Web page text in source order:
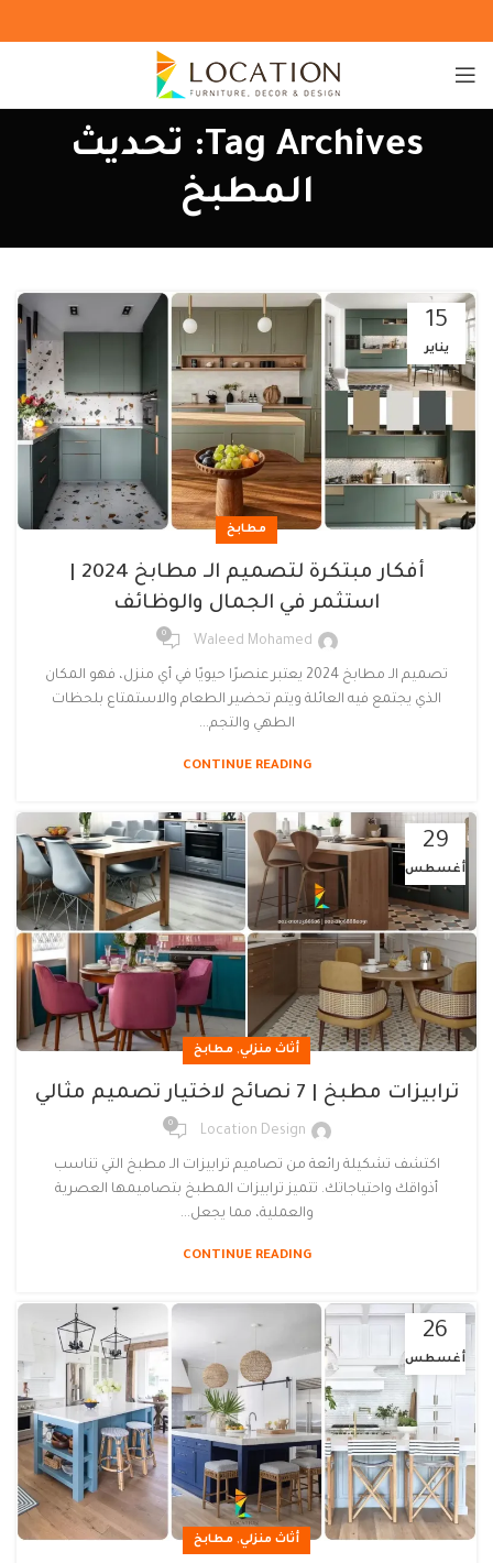
Tag Archives: تحديث
المطبخ
15
يناير
مطابخ
استثمر في الجمال والوظائف
Waleed Mohamed
0
تصميم الـ مطابخ 2024 يعتبر عنصرًا حيويًا في أي منزل، فهو المكان
الذي يجتمع فيه العائلة ويتم تحضير الطعام والاستمتاع بلحظات
الطهي والتجم...
CONTINUE READING
29
أغسطس
أثاث منزلي, مطابخ
ترابيزات مطبخ | 7 نصائح لاختيار تصميم مثالي
Location Design
0
اكتشف تشكيلة رائعة من تصاميم ترابيزات الـ مطبخ التي تناسب
أذواقك واحتياجاتك. تتميز ترابيزات المطبخ بتصاميمها العصرية
والعملية، مما يجعل...
CONTINUE READING
26
أغسطس
أثاث منزلي, مطابخ